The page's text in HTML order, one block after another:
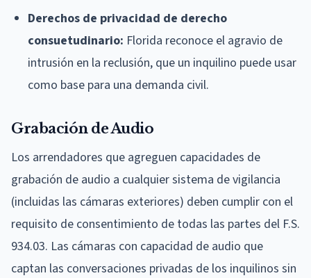
Derechos de privacidad de derecho
consuetudinario: Florida reconoce el agravio de
intrusión en la reclusión, que un inquilino puede usar
como base para una demanda civil.
Grabación de Audio
Los arrendadores que agreguen capacidades de
grabación de audio a cualquier sistema de vigilancia
(incluidas las cámaras exteriores) deben cumplir con el
requisito de consentimiento de todas las partes del F.S.
934.03. Las cámaras con capacidad de audio que
captan las conversaciones privadas de los inquilinos sin